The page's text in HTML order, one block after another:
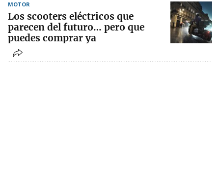
MOTOR
Los scooters eléctricos que
parecen del futuro… pero que
puedes comprar ya